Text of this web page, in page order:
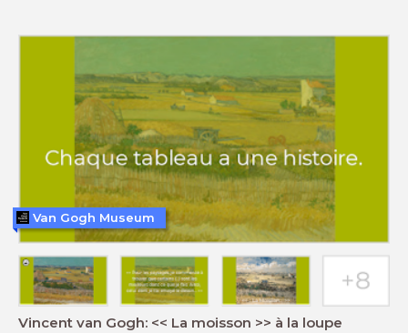
Vincent van Gogh: << La moisson >> à la loupe
Van Gogh Museum